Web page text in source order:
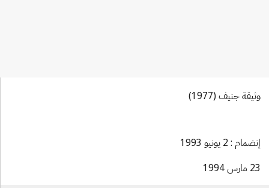
وثيقة جنيف (1977)
إنضمام : 2 يونيو 1993
23 مارس 1994